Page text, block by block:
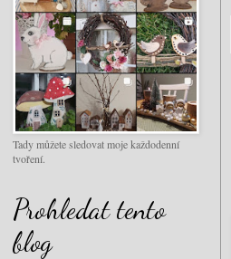
Tady můžete sledovat moje každodenní
tvoření.
Prohledat tento
blog